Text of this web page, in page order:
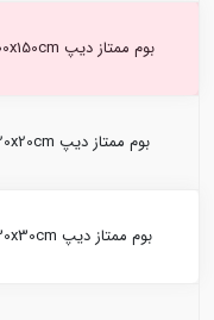
بوم ممتاز دیپ 100x150cm پیشگام
بوم ممتاز دیپ 20x20cm پیشگام
بوم ممتاز دیپ 30x30cm پیشگام